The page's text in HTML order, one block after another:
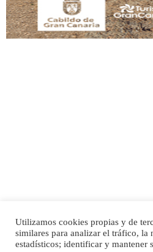
motivos personales ...
Leales.org » Gran Canaria | 6.7.2025
Inicio Publicidad
Utilizamos cookies propias y de
similares para analizar el tráfico, la
estadísticos; identificar y mantener